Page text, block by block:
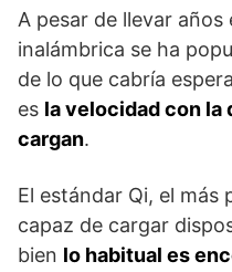
A pesar de llevar
inalámbrica se ha
de lo que cabría
es la velocidad con la
cargan.
El estándar Qi, el más
capaz de cargar
bien lo habitual es